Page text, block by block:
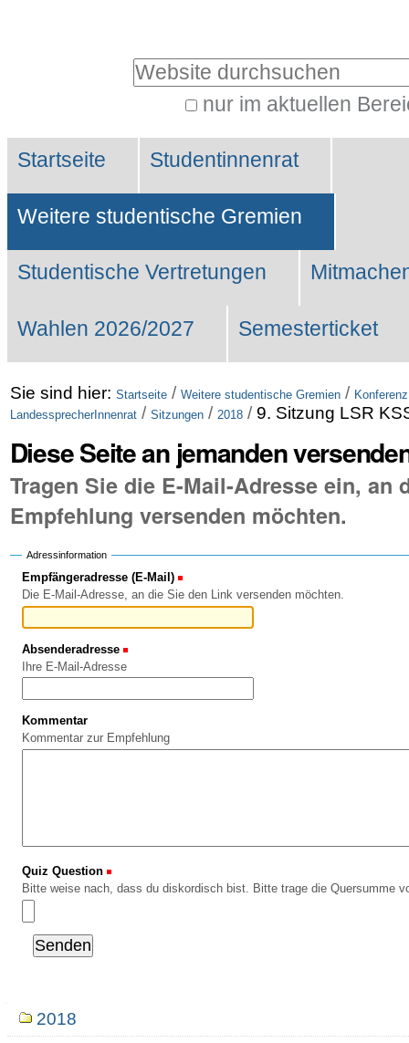
Website durchsuchen
nur im aktuellen
Suche…
Sektionen
Startseite Studentinnenrat
Weitere studentische Gremien
Studentische Vertretungen
Wahlen 2026/2027 Semesterticket
Sie sind hier: Startseite / Weitere studentische Gremien /
LandessprecherInnenrat / Sitzungen / 2018 / 9. Sitzung LSR
Diese Seite an jemanden
Tragen Sie die E-Mail-Adresse ein, an
Empfehlung versenden möchten.
Adressinformation
Empfängeradresse (E-Mail)
Die E-Mail-Adresse, an die Sie den Link versenden möchten.
Absenderadresse
Ihre E-Mail-Adresse
Kommentar
Kommentar zur Empfehlung
Quiz Question
Bitte weise nach, dass du diskordisch bist. Bitte trage die Quersumme
Navigation
2018